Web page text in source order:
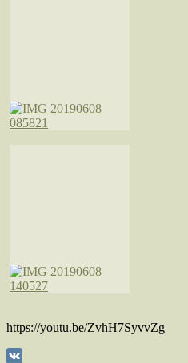
https://youtu.be/ZvhH7SyvvZg